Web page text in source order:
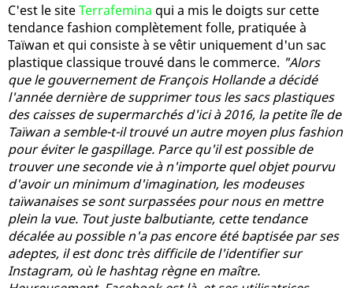
C'est le siteTerrafemina qui a mis le doigts sur cette
tendance fashion complètement folle, pratiquée à
Taïwan et qui consiste à se vêtir uniquement d'un sac
plastique classique trouvé dans le commerce. "Alors
que le gouvernement de François Hollande a décidé
l'année dernière de supprimer tous les sacs plastiques
des caisses de supermarchés d'ici à 2016, la petite île de
Taïwan a semble-t-il trouvé un autre moyen plus fashion
pour éviter le gaspillage. Parce qu'il est possible de
trouver une seconde vie à n'importe quel objet pourvu
d'avoir un minimum d'imagination, les modeuses
taïwanaises se sont surpassées pour nous en mettre
plein la vue. Tout juste balbutiante, cette tendance
décalée au possible n'a pas encore été baptisée par ses
adeptes, il est donc très difficile de l'identifier sur
Instagram, où le hashtag règne en maître.